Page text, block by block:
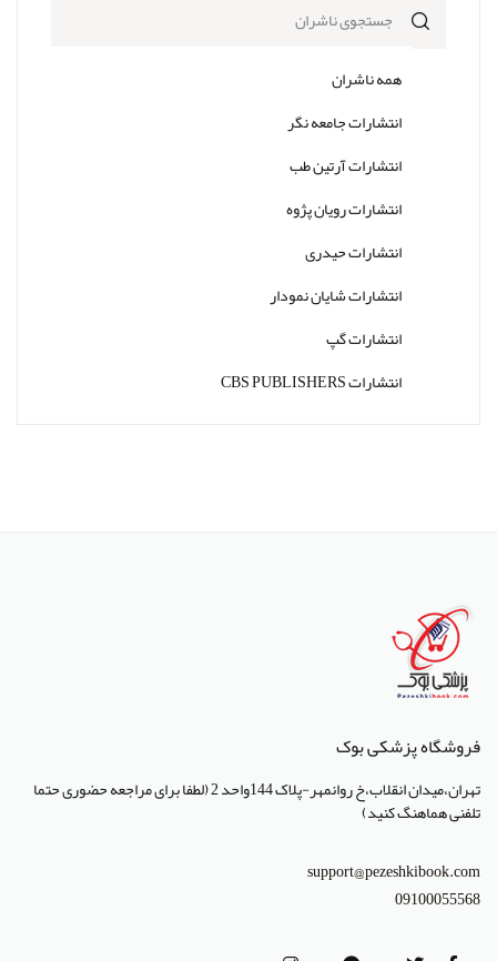
همه ناشران
انتشارات جامعه نگر
انتشارات آرتین طب
انتشارات رویان پژوه
انتشارات حیدری
انتشارات شایان نمودار
انتشارات گپ
انتشارات CBS PUBLISHERS
انتشارات Thieme
انتشارات پروژه
انتشارات تیمورزاده
انتشارات پرستش
انتشارات Wiley-Blackwell
انتشارات آثار سبحان
فروشگاه پزشکی بوک
تهران،میدان انقلاب،خ روانمهر-پلاک 144واحد 2 (لطفا برای مراجعه حضوری حتما
تلفنی هماهنگ کنید)
support@pezeshkibook.com
09100055568